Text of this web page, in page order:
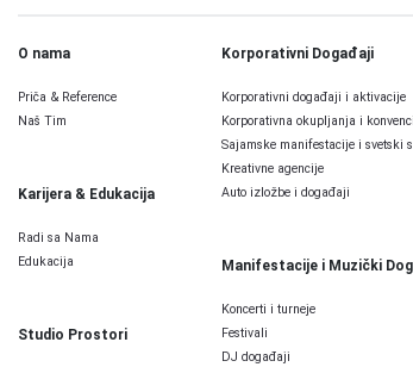
O nama
Priča & Reference
Naš Tim
Karijera & Edukacija
Radi sa Nama
Edukacija
Studio Prostori
Korporativni Događaji
Korporativni događaji i aktivacije
Korporativna okupljanja i
Sajamske manifestacije i svetski
Kreativne agencije
Auto izložbe i događaji
Manifestacije i Muzički
Koncerti i turneje
Festivali
DJ događaji